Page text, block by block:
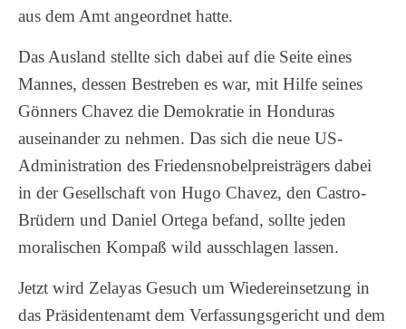
aus dem Amt angeordnet hatte.
Das Ausland stellte sich dabei auf die Seite eines
Mannes, dessen Bestreben es war, mit Hilfe seines
Gönners Chavez die Demokratie in Honduras
auseinander zu nehmen. Das sich die neue US-
Administration des Friedensnobelpreisträgers dabei
in der Gesellschaft von Hugo Chavez, den Castro-
Brüdern und Daniel Ortega befand, sollte jeden
moralischen Kompaß wild ausschlagen lassen.
Jetzt wird Zelayas Gesuch um Wiedereinsetzung in
das Präsidentenamt dem Verfassungsgericht und dem